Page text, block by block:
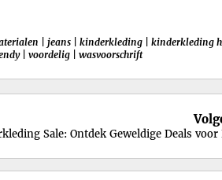
jeans kinderkleding
kinderkleding
| voordelig wasvoorschrift
Sale: Ontdek Geweldige Deals voor